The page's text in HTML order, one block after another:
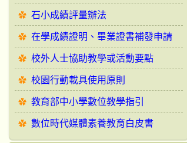
石小成績評量辦法
在學成績證明、畢業證書補發申請
校外人士協助教學或活動要點
校園行動載具使用原則
教育部中小學數位教學指引
數位時代媒體素養教育白皮書